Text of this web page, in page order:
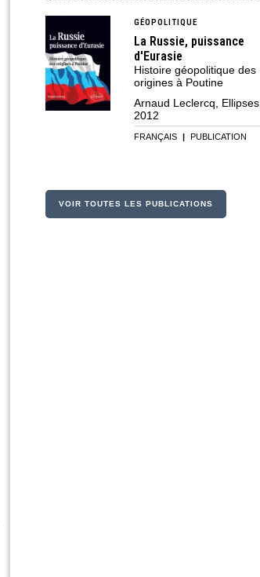
GÉOPOLITIQUE
La Russie, puissance
d'Eurasie
Histoire géopolitique des
origines à Poutine
Arnaud Leclercq, Ellipses,
2012
FRANÇAIS | PUBLICATION
VOIR TOUTES LES PUBLICATIONS